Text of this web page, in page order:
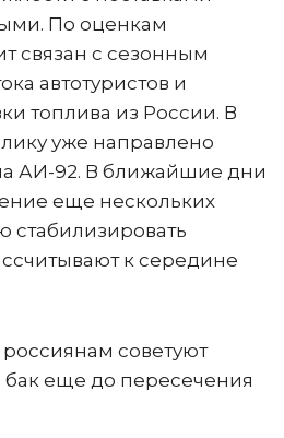
По оценкам
связан с сезонным
автотуристов и
топлива из России. В
уже направлено
АИ-92. В ближайшие дни
еще нескольких
стабилизировать
к середине
советуют
бак еще до пересечения